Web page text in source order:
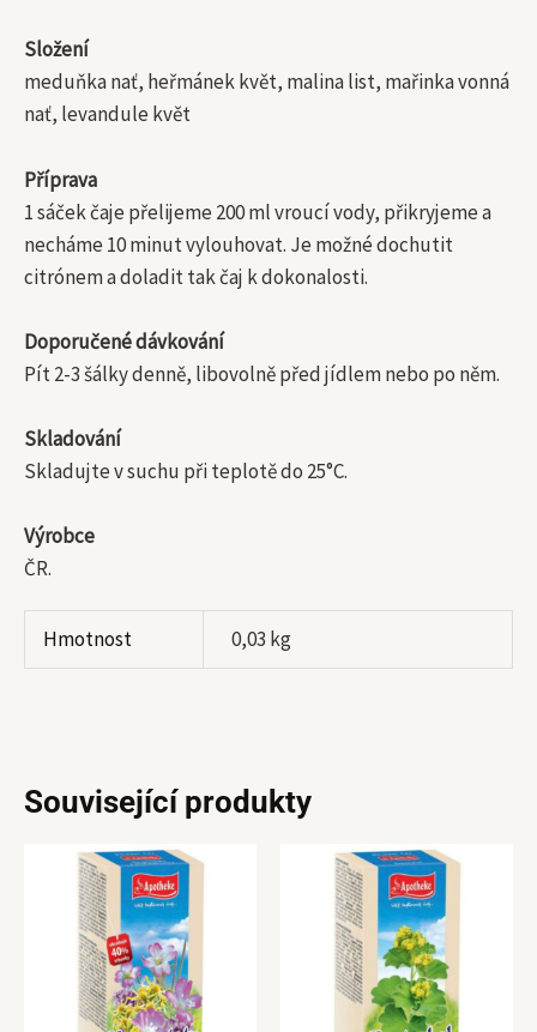
Složení
meduňka nať, heřmánek květ, malina list, mařinka vonná
nať, levandule květ
Příprava
1 sáček čaje přelijeme 200 ml vroucí vody, přikryjeme a
necháme 10 minut vylouhovat. Je možné dochutit
citrónem a doladit tak čaj k dokonalosti.
Doporučené dávkování
Pít 2-3 šálky denně, libovolně před jídlem nebo po něm.
Skladování
Skladujte v suchu při teplotě do 25°C.
Výrobce
ČR.
Hmotnost 0,03 kg
Související produkty